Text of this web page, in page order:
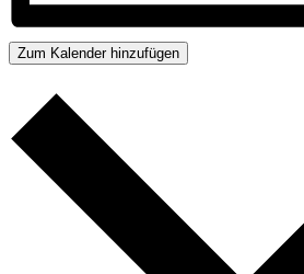
Zum Kalender hinzufügen